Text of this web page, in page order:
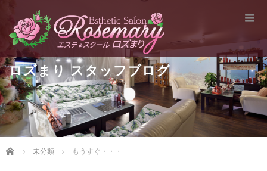
ロズまり スタッフブログ
Home 未分類 もうすぐ・・・